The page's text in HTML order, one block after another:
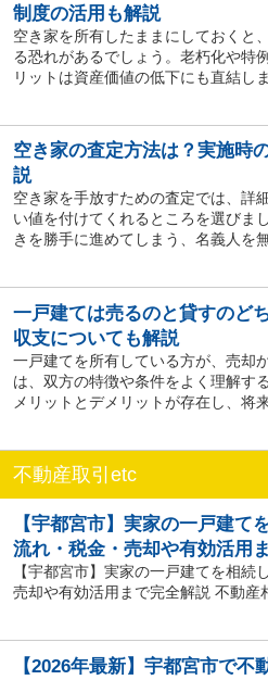
制度の活用も解説
空き家を所有したままにしておくと
る恐れがあるでしょう。老朽化や特
リットは資産価値の低下にも直結し
空き家の査定方法は？実施時
説
空き家を手放すための査定では、詳
い値を付けてくれるところを選びま
きを勝手に進めてしまう、名義人を
一戸建ては売るのと貸すのど
収支についても解説
一戸建てを所有している方が、売却
は、双方の特徴や条件をよく理解す
メリットとデメリットが存在し、将
不動産取引etc
【宇都宮市】実家の一戸建て
流れ・税金・売却や有効活用
【宇都宮市】実家の一戸建てを相続
売却や有効活用まで完全解説 不動産
【2026年最新】宇都宮市で